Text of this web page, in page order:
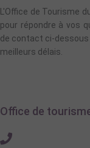
L'Office de Tourisme
pour répondre à vos
de contact ci-
meilleurs délais.
Office de